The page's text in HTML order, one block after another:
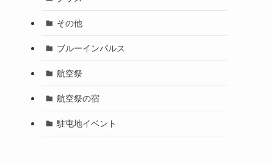
その他
ブルーインパルス
航空祭
航空祭の宿
駐屯地イベント